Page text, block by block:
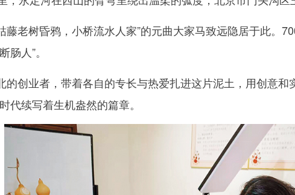
老树昏鸦，小桥流水人家”的元曲大家马致远隐居于此。
人”。
创业者，带着各自的专长与热爱扎进这片泥土，用创意和
代续写着生机盎然的篇章。